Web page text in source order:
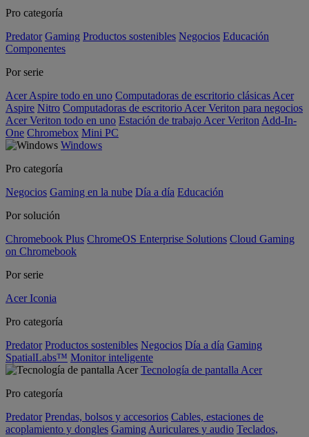
Pro categoría
Predator Gaming Productos sostenibles Negocios Educación
Componentes
Por serie
Acer Aspire todo en uno Computadoras de escritorio clásicas Acer
Aspire Nitro Computadoras de escritorio Acer Veriton para negocios
Acer Veriton todo en uno Estación de trabajo Acer Veriton Add-In-
One Chromebox Mini PC
Windows
Pro categoría
Negocios Gaming en la nube Día a día Educación
Por solución
Chromebook Plus ChromeOS Enterprise Solutions Cloud Gaming
on Chromebook
Por serie
Acer Iconia
Pro categoría
Predator Productos sostenibles Negocios Día a día Gaming
SpatialLabs™ Monitor inteligente
Tecnología de pantalla Acer
Pro categoría
Predator Prendas, bolsos y accesorios Cables, estaciones de
acoplamiento y dongles Gaming Auriculares y audio Teclados,